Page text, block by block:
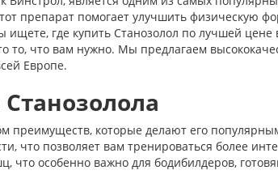
препарат помогает улучшить физическую
ищете, где купить Станозолол по лучшей цене
то, что вам нужно. Мы предлагаем
Европе.
преимуществ, которые делают его
что позволяет вам тренироваться более
что особенно важно для бодибилдеров,